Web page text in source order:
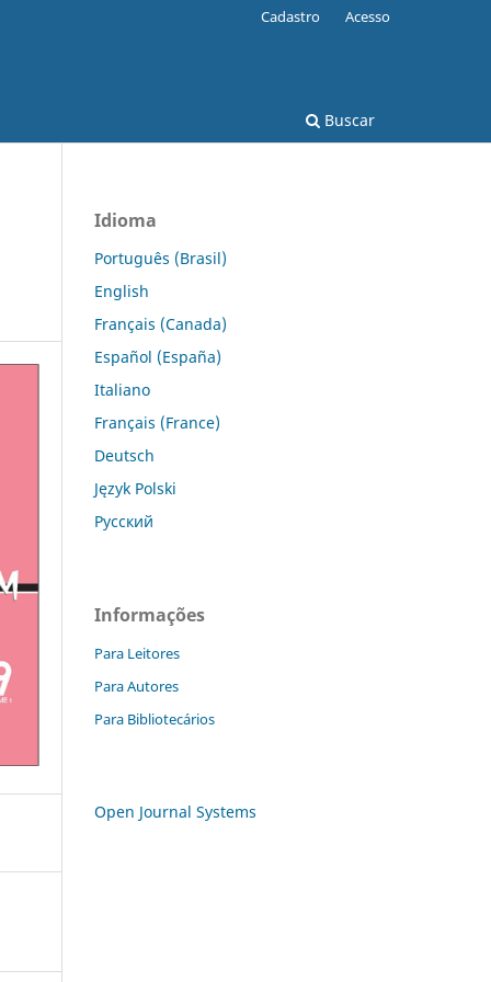
Buscar
Cadastro Acesso
Idioma
Português (Brasil)
English
Français (Canada)
Español (España)
Italiano
Français (France)
Deutsch
Język Polski
Русский
Informações
Para Leitores
Para Autores
Para Bibliotecários
Open Journal Systems